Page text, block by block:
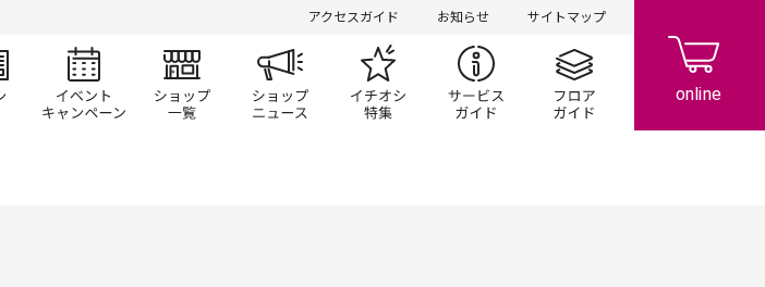
アクセスガイド お知らせ サイトマップ
チラシ情報 イベント/キャンペーン
ショップ一覧 ショップニュースイチオシ特集 サービスガイドフロアガイド